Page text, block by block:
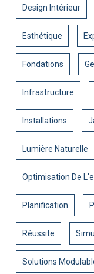
Design Intérieur
Esthétique
Fondations
Infrastructure
Installations
Lumière Naturelle
Optimisation De
Planification
Réussite
Solutions